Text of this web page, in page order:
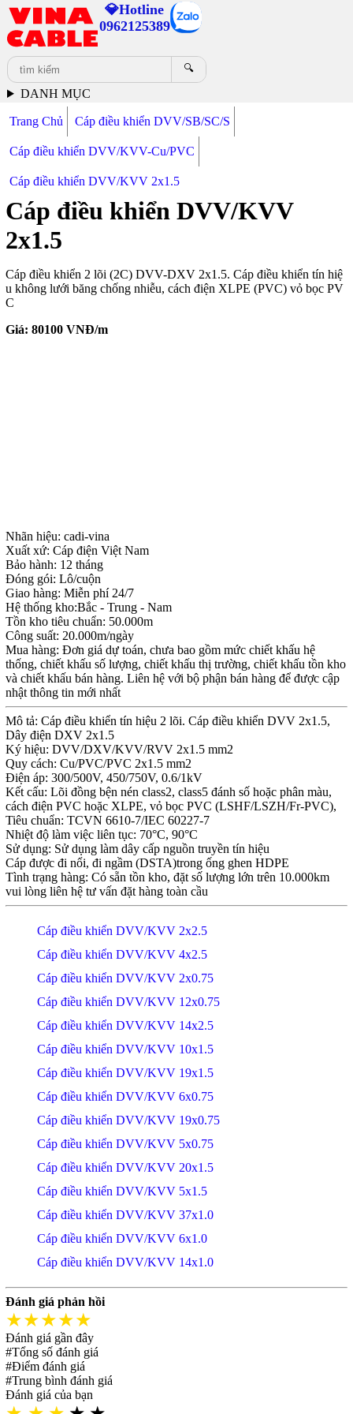
💎Hotline
0962125389
🔍
DANH MỤC
Trang Chủ Cáp điều khiển DVV/SB/SC/S
Cáp điều khiển DVV/KVV-Cu/PVC
Cáp điều khiển DVV/KVV 2x1.5
Cáp điều khiển DVV/KVV
2x1.5
Cáp điều khiển 2 lõi (2C) DVV-DXV 2x1.5. Cáp điều khiển tín hiệ
u không lưới băng chống nhiễu, cách điện XLPE (PVC) vỏ bọc PV
C
Giá: 80100VNĐ/m
Nhãn hiệu: cadi-vina
Xuất xứ: Cáp điện Việt Nam
Bảo hành: 12 tháng
Đóng gói: Lô/cuộn
Giao hàng: Miễn phí 24/7
Hệ thống kho:Bắc - Trung - Nam
Tồn kho tiêu chuẩn: 50.000m
Công suất: 20.000m/ngày
Mua hàng: Đơn giá dự toán, chưa bao gồm mức chiết khấu hệ
thống, chiết khấu số lượng, chiết khấu thị trường, chiết khấu tồn kho
và chiết khấu bán hàng. Liên hệ với bộ phận bán hàng để được cập
nhật thông tin mới nhất
Mô tả: Cáp điều khiển tín hiệu 2 lõi. Cáp điều khiển DVV 2x1.5,
Dây điện DXV 2x1.5
Ký hiệu: DVV/DXV/KVV/RVV 2x1.5 mm2
Quy cách: Cu/PVC/PVC 2x1.5 mm2
Điện áp: 300/500V, 450/750V, 0.6/1kV
Kết cấu: Lõi đồng bện nén class2, class5 đánh số hoặc phân màu,
cách điện PVC hoặc XLPE, vỏ bọc PVC (LSHF/LSZH/Fr-PVC),
Tiêu chuẩn: TCVN 6610-7/IEC 60227-7
Nhiệt độ làm việc liên tục: 70°C, 90°C
Sử dụng: Sử dụng làm dây cấp nguồn truyền tín hiệu
Cáp được đi nổi, đi ngầm (DSTA)trong ống ghen HDPE
Tình trạng hàng: Có sẵn tồn kho, đặt số lượng lớn trên 10.000km
vui lòng liên hệ tư vấn đặt hàng toàn cầu
Cáp điều khiển DVV/KVV 2x2.5
Cáp điều khiển DVV/KVV 4x2.5
Cáp điều khiển DVV/KVV 2x0.75
Cáp điều khiển DVV/KVV 12x0.75
Cáp điều khiển DVV/KVV 14x2.5
Cáp điều khiển DVV/KVV 10x1.5
Cáp điều khiển DVV/KVV 19x1.5
Cáp điều khiển DVV/KVV 6x0.75
Cáp điều khiển DVV/KVV 19x0.75
Cáp điều khiển DVV/KVV 5x0.75
Cáp điều khiển DVV/KVV 20x1.5
Cáp điều khiển DVV/KVV 5x1.5
Cáp điều khiển DVV/KVV 37x1.0
Cáp điều khiển DVV/KVV 6x1.0
Cáp điều khiển DVV/KVV 14x1.0
Đánh giá phản hồi
★★★★★
Đánh giá gần đây
#Tổng số đánh giá
#Điểm đánh giá
#Trung bình đánh giá
Đánh giá của bạn